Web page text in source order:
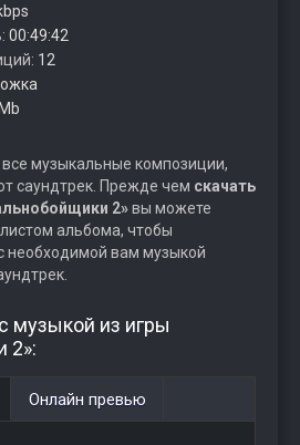
00:49:42
12
музыкальные композиции,
саундтрек. Прежде чем скачать
2»вы можете
альбома, чтобы
необходимой вам музыкой
музыкой из игры
2»:
Онлайн превью